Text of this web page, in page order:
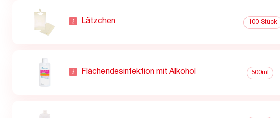
Lätzchen 100 Stück
Flächendesinfektion mit Alkohol 500ml